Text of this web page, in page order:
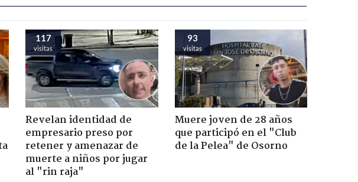
117
visitas
Revelan identidad de
empresario preso por
retener y amenazar de
muerte a niños por jugar
al "rin raja"
93
visitas
Muere joven de 28 años
que participó en el "Club
de la Pelea" de Osorno